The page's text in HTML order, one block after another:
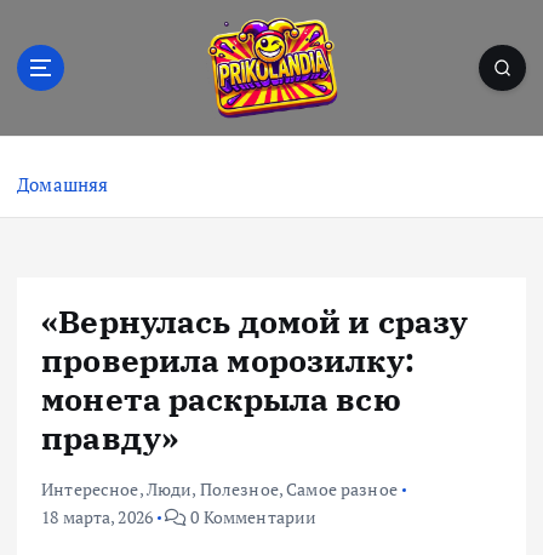
Prikolandia – заряжено на позитив! 🤪⚡
Домашняя
«Вернулась домой и сразу
проверила морозилку:
монета раскрыла всю
правду»
Интересное,Люди, Полезное,Самое разное
18 марта, 2026
0 Комментарии